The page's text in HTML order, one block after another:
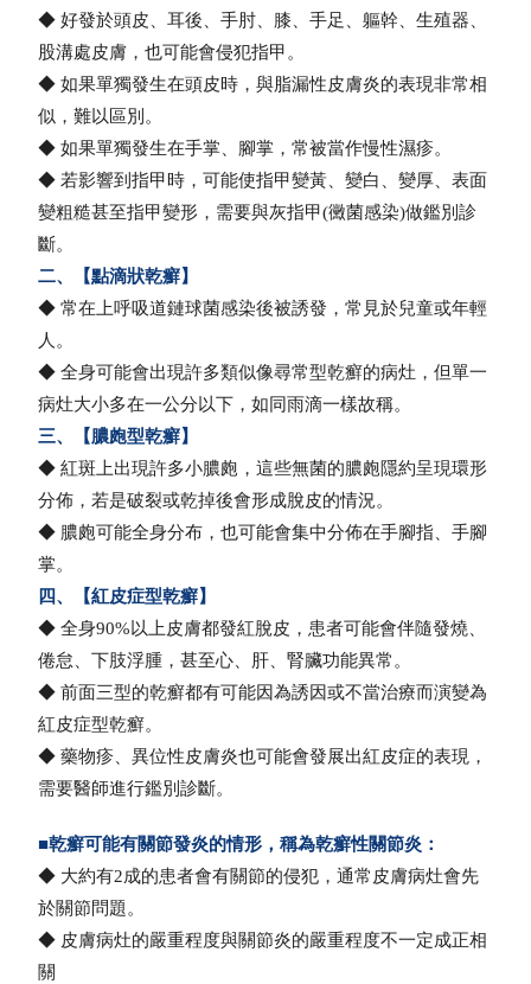
◆ 好發於頭皮、耳後、手肘、膝、手足、軀幹、生殖器、
股溝處皮膚，也可能會侵犯指甲。
◆如果單獨發生在頭皮時，與脂漏性皮膚炎的表現非常相
似，難以區別。
◆如果單獨發生在手掌、腳掌，常被當作慢性濕疹。
◆若影響到指甲時，可能使指甲變黃、變白、變厚、表面
變粗糙甚至指甲變形，需要與灰指甲(黴菌感染)做鑑別診
斷。
二、【點滴狀乾癬】
◆常在上呼吸道鏈球菌感染後被誘發，常見於兒童或年輕
人。
◆全身可能會出現許多類似像尋常型乾癬的病灶，但單一
病灶大小多在一公分以下，如同雨滴一樣故稱。
三、【膿皰型乾癬】
◆紅斑上出現許多小膿皰，這些無菌的膿皰隱約呈現環形
分佈，若是破裂或乾掉後會形成脫皮的情況。
◆ 膿皰可能全身分布，也可能會集中分佈在手腳指、手腳
掌。
四、【紅皮症型乾癬】
◆全身90%以上皮膚都發紅脫皮，患者可能會伴隨發燒、
倦怠、下肢浮腫，甚至心、肝、腎臟功能異常。
◆前面三型的乾癬都有可能因為誘因或不當治療而演變為
紅皮症型乾癬。
◆藥物疹、異位性皮膚炎也可能會發展出紅皮症的表現，
需要醫師進行鑑別診斷。
■乾癬可能有關節發炎的情形，稱為乾癬性關節炎：
◆ 大約有2成的患者會有關節的侵犯，通常皮膚病灶會先
於關節問題。
◆ 皮膚病灶的嚴重程度與關節炎的嚴重程度不一定成正相
關